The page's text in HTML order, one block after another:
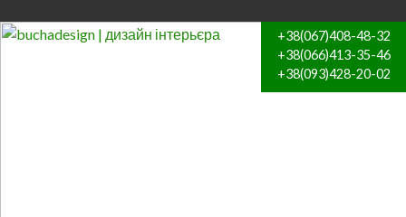
+38(067)408-48-32
+38(066)413-35-46
+38(093)428-20-02